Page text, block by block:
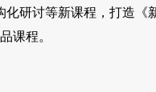
讨等新课程，打造《
课程。